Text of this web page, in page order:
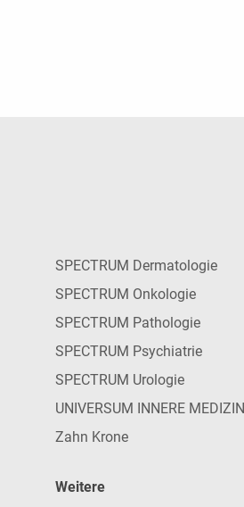
SPECTRUM Dermatologie
SPECTRUM Onkologie
SPECTRUM Pathologie
SPECTRUM Psychiatrie
SPECTRUM Urologie
UNIVERSUM INNERE MEDIZIN
Zahn Krone
Weitere